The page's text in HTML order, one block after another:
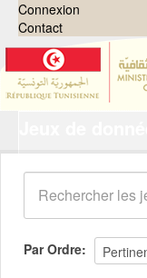
Connexion
Contact
Organisations
Groupes
Demandes 0
À propos
Par Ordre